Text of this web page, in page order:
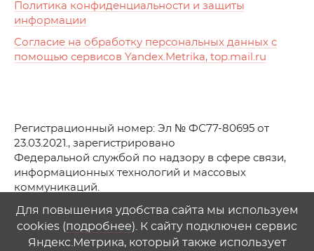
Политика конфиденциальности и защиты
информации
Согласие на обработку персональных данных с
помощью сервисов Yandex.Metrika, top.mail.ru
Регистрационный номер: Эл № ФС77-80695 от
23.03.2021., зарегистрировано
Федеральной службой по надзору в сфере связи,
информационных технологий и массовых
коммуникаций.
© АО Телеканал «Первый Ростовский» (2021-2025)
Любое использование материалов сайта возможно
только при указании гиперссылки на1rostov.tv
Для повышения удобства сайта мы используем
cookies (подробнее). К сайту подключен сервис
Яндекс.Метрика, который также использует